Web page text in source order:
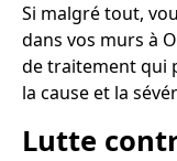
Si malgré tout,
dans vos murs à
de traitement qui
la cause et la
Lutte